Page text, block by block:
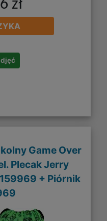
zł
Game Over
Plecak Jerry
+ Piórnik